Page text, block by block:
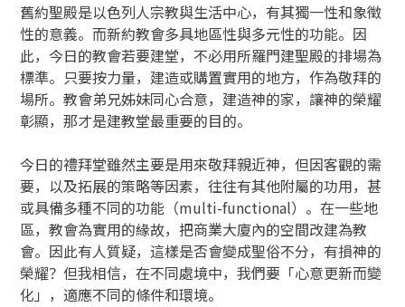
舊約聖殿是以色列人宗教與生活中心，有其獨一性和象徵
性的意義。而新約教會多具地區性與多元性的功能。因
此，今日的教會若要建堂，不必用所羅門建聖殿的排場為
標準。只要按力量，建造或購置實用的地方，作為敬拜的
場所。教會弟兄姊妹同心合意，建造神的家，讓神的榮耀
彰顯，那才是建教堂最重要的目的。
今日的禮拜堂雖然主要是用來敬拜親近神，但因客觀的需
要，以及拓展的策略等因素，往往有其他附屬的功用，甚
或具備多種不同的功能（multi-functional）。在一些地
區，教會為實用的緣故，把商業大廈內的空間改建為教
會。因此有人質疑，這樣是否會變成聖俗不分，有損神的
榮耀？但我相信，在不同處境中，我們要「心意更新而變
化」，適應不同的條件和環境。